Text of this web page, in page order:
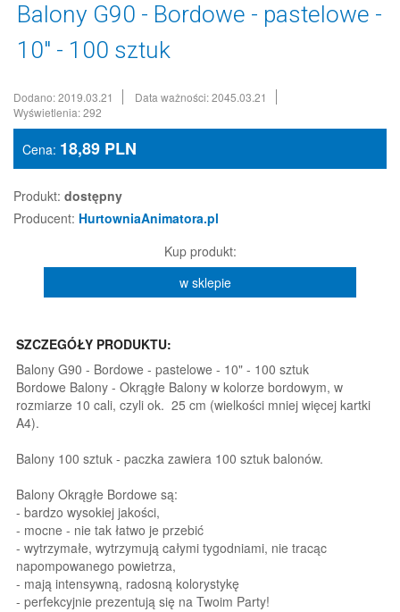
Balony G90 - Bordowe - pastelowe -
10" - 100 sztuk
Dodano: 2019.03.21
Data ważności: 2045.03.21
Wyświetlenia: 292
Cena: 18,89 PLN
Produkt: dostępny
Producent: HurtowniaAnimatora.pl
Kup produkt:
w sklepie
SZCZEGÓŁY PRODUKTU:
Balony G90 - Bordowe - pastelowe - 10" - 100 sztuk
Bordowe Balony - Okrągłe Balony w kolorze bordowym, w
rozmiarze 10 cali, czyli ok. 25 cm (wielkości mniej więcej kartki
A4).
Balony 100 sztuk - paczka zawiera 100 sztuk balonów.
Balony Okrągłe Bordowe są:
- bardzo wysokiej jakości,
- mocne - nie tak łatwo je przebić
- wytrzymałe, wytrzymują całymi tygodniami, nie tracąc
napompowanego powietrza,
- mają intensywną, radosną kolorystykę
- perfekcyjnie prezentują się na Twoim Party!